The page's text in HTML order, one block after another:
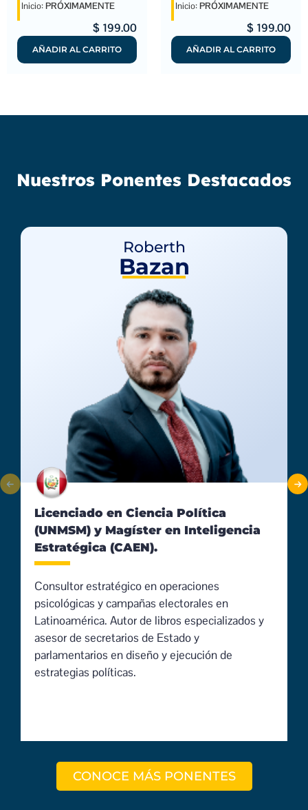
Inicio:PRÓXIMAMENTE
$ 199.00
AÑADIR AL CARRITO
Inicio:PRÓXIMAMENTE
$ 199.00
AÑADIR AL CARRITO
Nuestros Ponentes Destacados
Roberth
Bazan
Licenciado en Ciencia Política
(UNMSM) y Magíster en Inteligencia
Estratégica (CAEN).
Consultor estratégico en operaciones
psicológicas y campañas electorales en
Latinoamérica. Autor de libros especializados y
asesor de secretarios de Estado y
parlamentarios en diseño y ejecución de
estrategias políticas.
CONOCE MÁS PONENTES